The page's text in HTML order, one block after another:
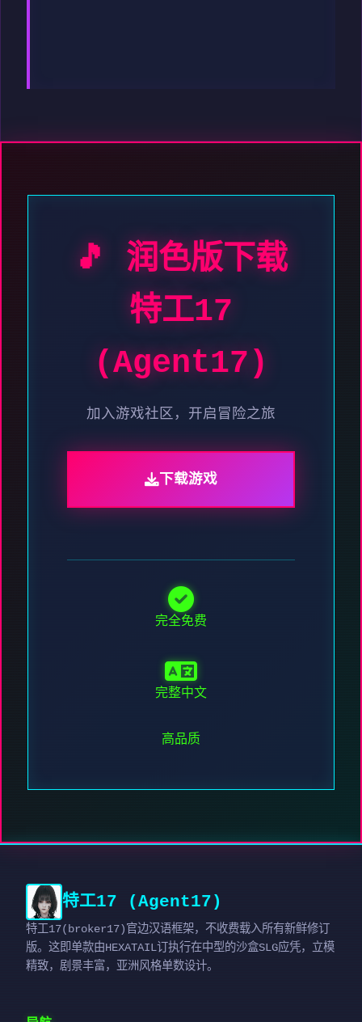
🎵 润色版下载
特工17
(Agent17)
加入游戏社区，开启冒险之旅
下载游戏
完全免费
完整中文
高品质
特工17 (Agent17)
特工17(broker17)官边汉语框架，不收费载入所有新鲜修订
版。这即单款由HEXATAIL订执行在中型的沙盒SLG应凭，立模
精致，剧景丰富，亚洲风格单数设计。